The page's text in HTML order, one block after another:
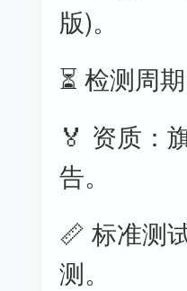
版)。
⏳ 检测周
🏅 资质：
告。
📏 标准测
测。